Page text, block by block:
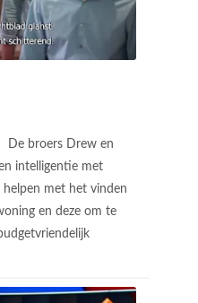
De broers Drew en
intelligentie met
met het vinden
en deze om te